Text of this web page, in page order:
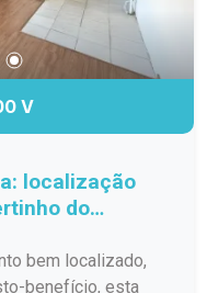
V
localização
do
bem localizado,
benefício, esta